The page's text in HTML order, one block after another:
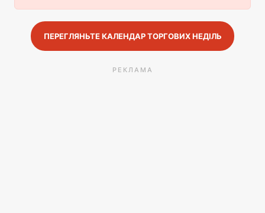
ПЕРЕГЛЯНЬТЕ КАЛЕНДАР ТОРГОВИХ НЕДІЛЬ
РЕКЛАМА